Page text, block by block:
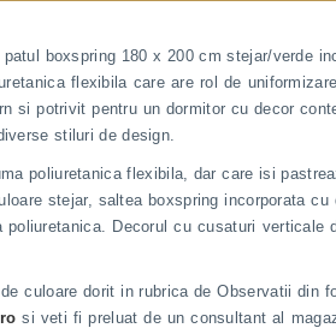
boxspring 180 x 200 cm stejar/verde
flexibila care are rol de
si potrivit pentru un dormitor cu decor
stiluri de design.
poliuretanica flexibila, dar care isi
stejar, saltea boxspring incorporata cu
Decorul cu cusaturi verticale
culoare dorit in rubrica de Observatii din
si veti fi preluat de un consultant al